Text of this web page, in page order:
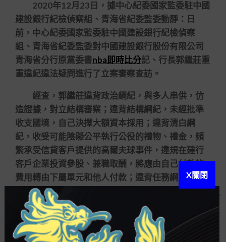
2020年12月23日，據中心紀委國家監委駐中國
建設銀行紀檢偵察組、青海省紀委監委動靜：日
前，中心紀委國家監委駐中國建設銀行紀檢偵察
組、青海省紀委監委對中國建設銀行股份有限公司
青海省分行原黨委書nba即時比分記、行長郭繼莊重
重違紀違法疑問進行了立案審察查訪。
經查，郭繼莊違背政治綱紀，與多人串供，仿
造證據，對立結構審察；違背結構綱紀，未經批準
收支國境，自己決擇大額資本採用；違背清白綱
紀，收受可能陰礙公平執行公役的禮物、禮金，頻
繁承受信貸客戶提供的高爾夫球事件，違規在建行
客戶企業投資參股、兼職取酬，將應由自己付款的
費用轉由下屬單元和他人付款；違背任務綱紀，對
應向上級匯報事項而未匯報。違背國家法條法紀，
應用職位上的便利，大搞權錢買賣，在信貸審批、
招標采購等方面為他人謀取益處，索取或不法收受
巨額財物。
X關閉